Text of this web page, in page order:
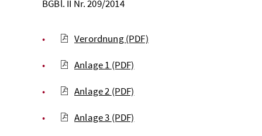
BGBl. II Nr. 209/2014
Verordnung(PDF)
Anlage 1 (PDF)
Anlage 2 (PDF)
Anlage 3 (PDF)